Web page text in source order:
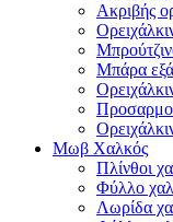
Ακριβής
Μπάρα
Μωβ Χαλκός
Πλίνθοι
Φύλλο
Λωρίδα